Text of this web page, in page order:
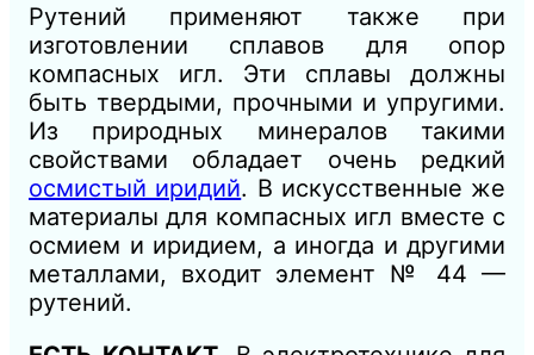
Рутений применяют также при
изготовлении сплавов для опор
компасных игл. Эти сплавы должны
быть твердыми, прочными и упругими.
Из природных минералов такими
свойствами обладает очень редкий
осмистый иридий. В искусственные же
материалы для компасных игл вместе с
осмием и иридием, а иногда и другими
металлами, входит элемент № 44 —
рутений.